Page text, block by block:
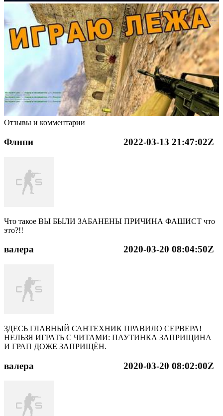
Отзывы и комментарии
Флнпи 2022-03-13 21:47:02Z
Что такое ВЫ БЫЛИ ЗАБАНЕНЫ ПРИЧИНА ФАШИСТ что
это?!!
валера 2020-03-20 08:04:50Z
ЗДЕСЬ ГЛАВНЫЙ САНТЕХНИК ПРАВИЛО СЕРВЕРА!
НЕЛЬЗЯ ИГРАТЬ С ЧИТАМИ: ПАУТИНКА ЗАПРИЩИНА
И ГРАП ДОЖЕ ЗАПРИЩЁН.
валера 2020-03-20 08:02:00Z